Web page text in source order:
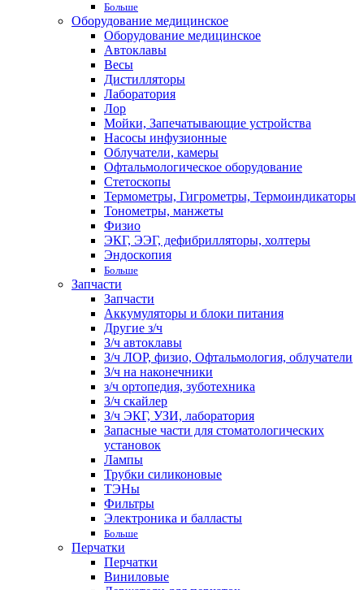
Больше
Оборудование медицинское
Оборудование медицинское
Автоклавы
Весы
Дистилляторы
Лаборатория
Лор
Мойки, Запечатывающие устройства
Насосы инфузионные
Облучатели, камеры
Офтальмологическое оборудование
Стетоскопы
Термометры, Гигрометры, Термоиндикаторы
Тонометры, манжеты
Физио
ЭКГ, ЭЭГ, дефибрилляторы, холтеры
Эндоскопия
Больше
Запчасти
Запчасти
Аккумуляторы и блоки питания
Другие з/ч
З/ч автоклавы
З/ч ЛОР, физио, Офтальмология, облучатели
З/ч на наконечники
з/ч ортопедия, зуботехника
З/ч скайлер
З/ч ЭКГ, УЗИ, лаборатория
Запасные части для стоматологических
установок
Лампы
Трубки силиконовые
ТЭНы
Фильтры
Электроника и балласты
Больше
Перчатки
Перчатки
Виниловые